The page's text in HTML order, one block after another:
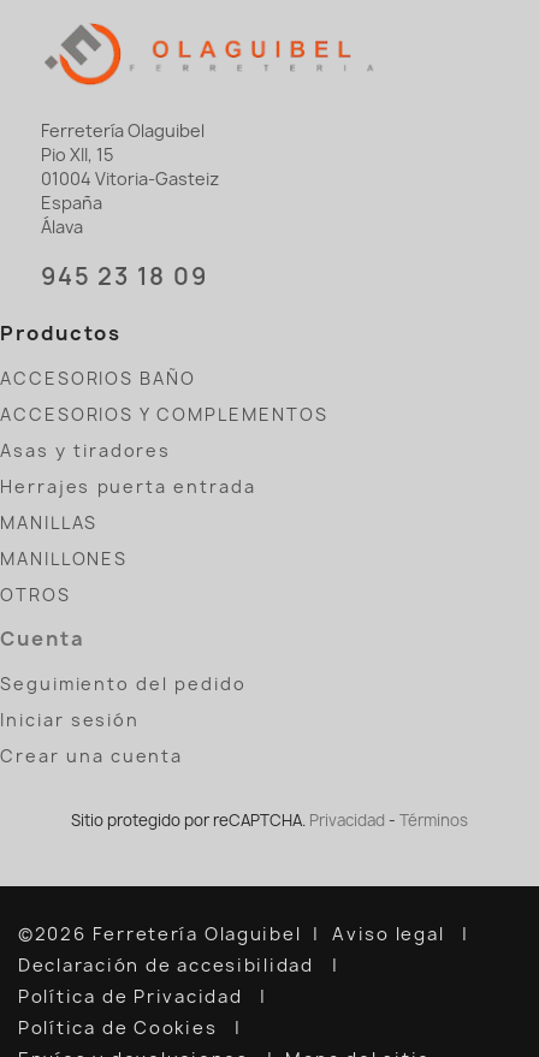
Ferretería Olaguibel
Pio XII, 15
01004 Vitoria-Gasteiz
España
Álava
945 23 18 09
Productos
ACCESORIOS BAÑO
ACCESORIOS Y COMPLEMENTOS
Asas y tiradores
Herrajes puerta entrada
MANILLAS
MANILLONES
OTROS
Cuenta
Seguimiento del pedido
Iniciar sesión
Crear una cuenta
Sitio protegido por reCAPTCHA. Privacidad - Términos
©2026 Ferretería Olaguibel
Aviso legal
Declaración de accesibilidad
Política de Privacidad
Política de Cookies